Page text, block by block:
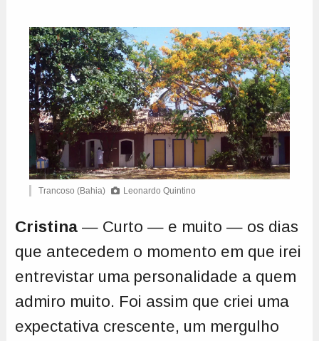
Trancoso (Bahia) Leonardo Quintino
Cristina— Curto — e muito — os dias
que antecedem o momento em que irei
entrevistar uma personalidade a quem
admiro muito. Foi assim que criei uma
expectativa crescente, um mergulho